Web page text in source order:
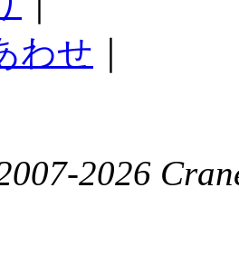
わせ
2026